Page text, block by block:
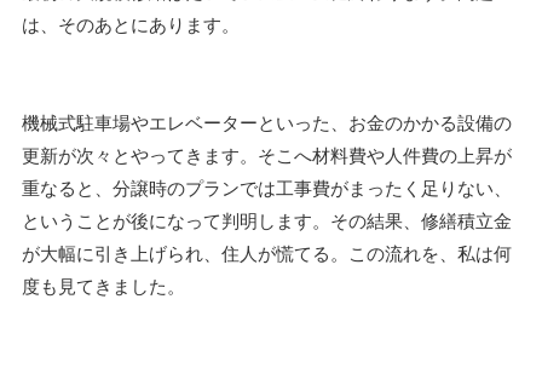
は、そのあとにあります。
機械式駐車場やエレベーターといった、お金のかかる設備の
更新が次々とやってきます。そこへ材料費や人件費の上昇が
重なると、分譲時のプランでは工事費がまったく足りない、
ということが後になって判明します。その結果、修繕積立金
が大幅に引き上げられ、住人が慌てる。この流れを、私は何
度も見てきました。